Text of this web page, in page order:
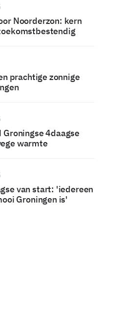
Noorderzon: kern
prachtige zonnige
Groningse 4daagse
warmte
van start: 'iedereen
Groningen is'